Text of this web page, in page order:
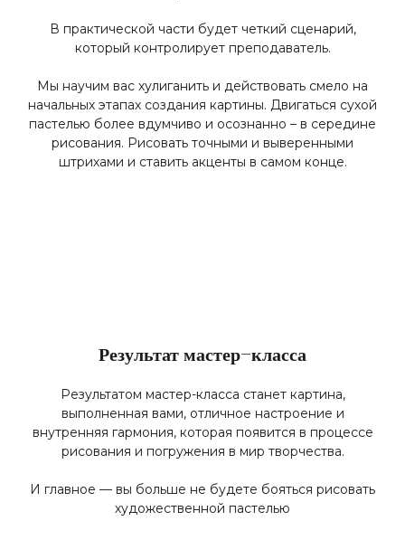
В практической части будет четкий сценарий,
который контролирует преподаватель.
Мы научим вас хулиганить и действовать смело на
начальных этапах создания картины. Двигаться сухой
пастелью более вдумчиво и осознанно – в середине
рисования. Рисовать точными и выверенными
штрихами и ставить акценты в самом конце.
Результат мастер-класса
Результатом мастер-класса станет картина,
выполненная вами, отличное настроение и
внутренняя гармония, которая появится в процессе
рисования и погружения в мир творчества.
И главное — вы больше не будете бояться рисовать
художественной пастелью